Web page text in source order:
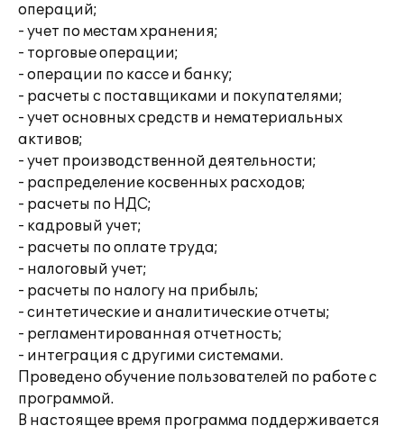
операций;
- учет по местам хранения;
- торговые операции;
- операции по кассе и банку;
- расчеты с поставщиками и покупателями;
- учет основных средств и нематериальных
активов;
- учет производственной деятельности;
- распределение косвенных расходов;
- расчеты по НДС;
- кадровый учет;
- расчеты по оплате труда;
- налоговый учет;
- расчеты по налогу на прибыль;
- синтетические и аналитические отчеты;
- регламентированная отчетность;
- интеграция с другими системами.
Проведено обучение пользователей по работе с
программой.
В настоящее время программа поддерживается